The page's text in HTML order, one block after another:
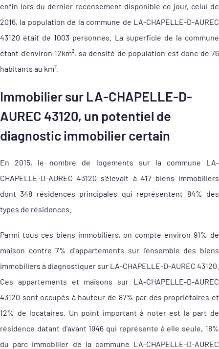
enfin lors du dernier recensement disponible ce jour, celui de
2016, la population de la commune de LA-CHAPELLE-D-AUREC
43120 était de 1003 personnes. La superficie de la commune
étant d'environ 12km², sa densité de population est donc de 76
habitants au km².
Immobilier sur LA-CHAPELLE-D-
AUREC 43120, un potentiel de
diagnostic immobilier certain
En 2015, le nombre de logements sur la commune LA-
CHAPELLE-D-AUREC 43120 s'élevait à 417 biens immobiliers
dont 348 résidences principales qui représentent 84% des
types de résidences.
Parmi tous ces biens immobiliers, on compte environ 91% de
maison contre 7% d'appartements sur l'ensemble des biens
immobiliers à diagnostiquer sur LA-CHAPELLE-D-AUREC 43120.
Ces appartements et maisons sur LA-CHAPELLE-D-AUREC
43120 sont occupés à hauteur de 87% par des propriétaires et
12% de locataires. Un point important à noter est la part de
résidence datant d'avant 1946 qui représente à elle seule, 18%
du parc immobilier de la commune LA-CHAPELLE-D-AUREC